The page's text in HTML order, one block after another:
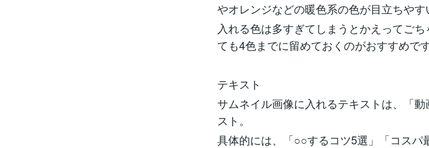
やオレンジなどの暖色系の色が目立ちやす
入れる色は多すぎてしまうとかえってご
ても4色までに留めておくのがおすすめです
テキスト
サムネイル画像に入れるテキストは、「
スト。
具体的には、「○○するコツ5選」「コス